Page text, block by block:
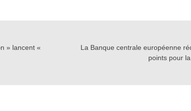
» lancent «
La Banque centrale européenne
points pour